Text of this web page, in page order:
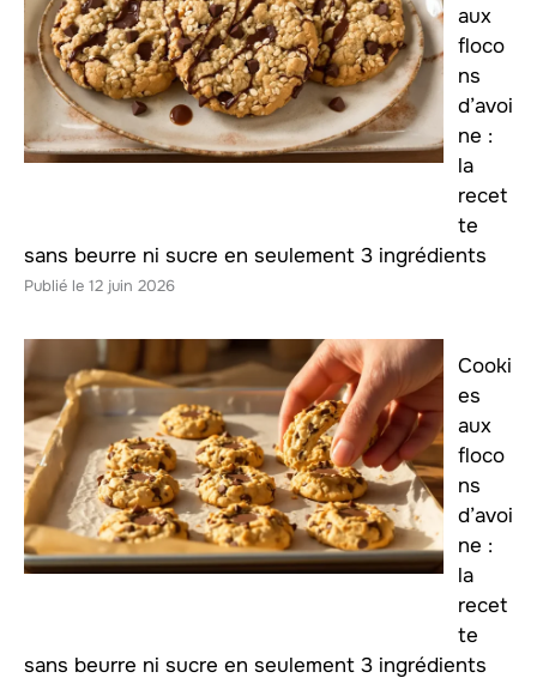
aux
floco
ns
d’avoi
ne :
la
recet
te
sans beurre ni sucre en seulement 3 ingrédients
12 juin 2026
Cooki
es
aux
floco
ns
d’avoi
ne :
la
recet
te
sans beurre ni sucre en seulement 3 ingrédients